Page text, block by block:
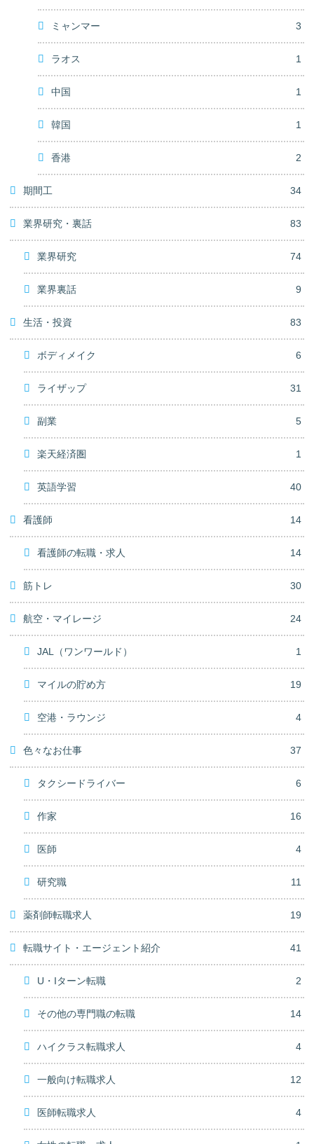
ミャンマー 3
ラオス 1
中国 1
韓国 1
香港 2
期間工 34
業界研究・裏話 83
業界研究 74
業界裏話 9
生活・投資 83
ボディメイク 6
ライザップ 31
副業 5
楽天経済圏 1
英語学習 40
看護師 14
看護師の転職・求人 14
筋トレ 30
航空・マイレージ 24
JAL（ワンワールド） 1
マイルの貯め方 19
空港・ラウンジ 4
色々なお仕事 37
タクシードライバー 6
作家 16
医師 4
研究職 11
薬剤師転職求人 19
転職サイト・エージェント紹介 41
U・Iターン転職 2
その他の専門職の転職 14
ハイクラス転職求人 4
一般向け転職求人 12
医師転職求人 4